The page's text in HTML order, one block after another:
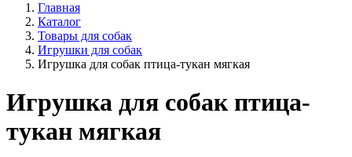
Главная
Каталог
Товары для собак
Игрушки для собак
Игрушка для собак птица-тукан мягкая
Игрушка для собак птица-
тукан мягкая